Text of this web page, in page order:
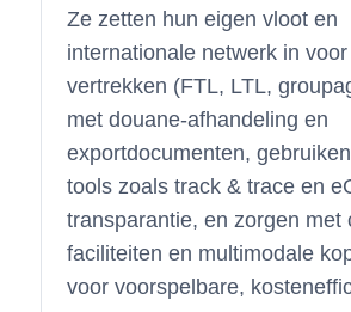
Ze zetten hun eigen vloot en
internationale netwerk in
vertrekken (FTL, LTL,
met douane-afhandeling en
exportdocumenten,
tools zoals track & trace en
transparantie, en zorgen met
faciliteiten en multimodale
voor voorspelbare,